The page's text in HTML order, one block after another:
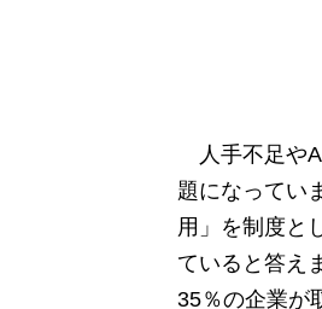
人手不足や
題になってい
用」を制度と
ていると答え
35％の企業が